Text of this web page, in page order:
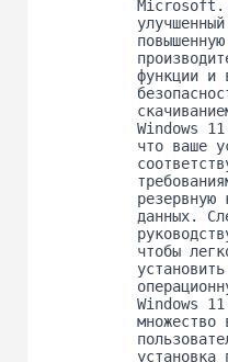
Microsoft.
повышенную
функции и
Windows
что ваше
резервную
данных.
чтобы
Windows
множество
установка